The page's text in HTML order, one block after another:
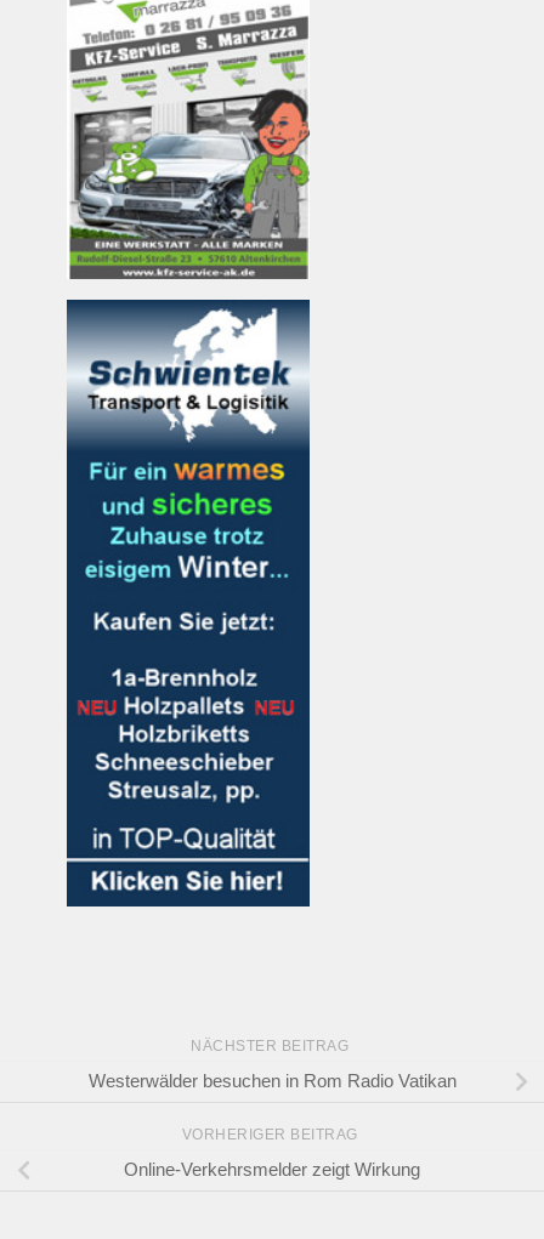
NÄCHSTER BEITRAG
Westerwälder besuchen in Rom Radio Vatikan
VORHERIGER BEITRAG
Online-Verkehrsmelder zeigt Wirkung